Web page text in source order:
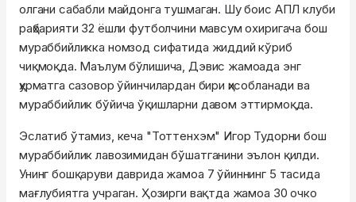
олгани сабабли майдонга тушмаган. Шу боис АПЛ клуби
раҳбарияти 32 ёшли футболчини мавсум охиригача бош
мураббийликка номзод сифатида жиддий кўриб
чиқмоқда. Маълум бўлишича, Дэвис жамоада энг
ҳурматга сазовор ўйинчилардан бири ҳисобланади ва
мураббийлик бўйича ўқишларни давом эттирмоқда.
Эслатиб ўтамиз, кеча "Тоттенхэм" Игор Тудорни бош
мураббийлик лавозимидан бўшатганини эълон қилди.
Унинг бошқаруви даврида жамоа 7 ўйиннинг 5 тасида
мағлубиятга учраган. Ҳозирги вақтда жамоа 30 очко